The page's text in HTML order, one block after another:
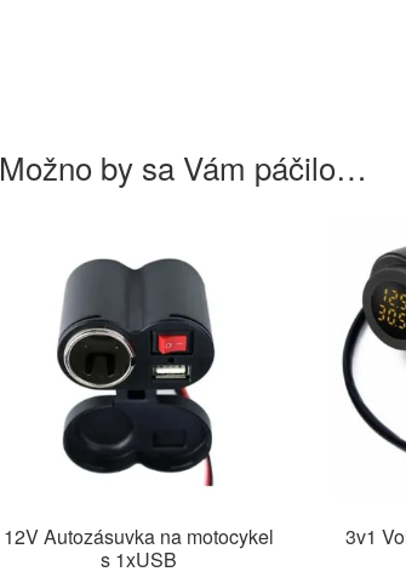
Možno by sa Vám páčilo…
12V Autozásuvka na motocykel
s 1xUSB
3v1